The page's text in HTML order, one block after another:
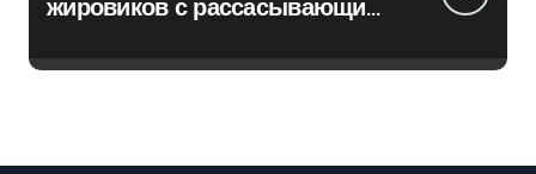
жировиков с рассасывающим